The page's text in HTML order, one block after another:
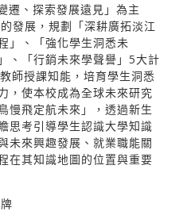
遷、探索發展遠見」為主
發展，規劃「深耕廣拓淡江
」、「強化學生洞悉未
、「行銷未來學聲譽」5大計
師授課知能，培育學生洞悉
，使本校成為全球未來研究
慢飛定航未來」，透過新生
思考引導學生認識大學知識
未來興趣發展、就業職能關
在其知識地圖的位置與重要